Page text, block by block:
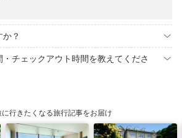
？
チェックアウト時間を教えてくださ
に行きたくなる旅行記事をお届け